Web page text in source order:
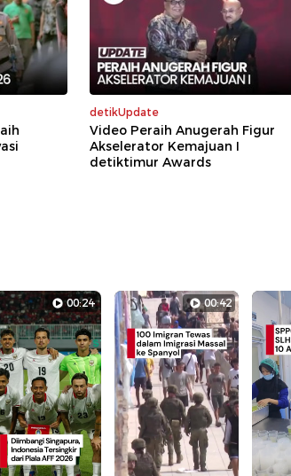
detikUpdate
Video Peraih Anugerah Figur
Akselerator Kemajuan I
detiktimur Awards
00:24 00:42